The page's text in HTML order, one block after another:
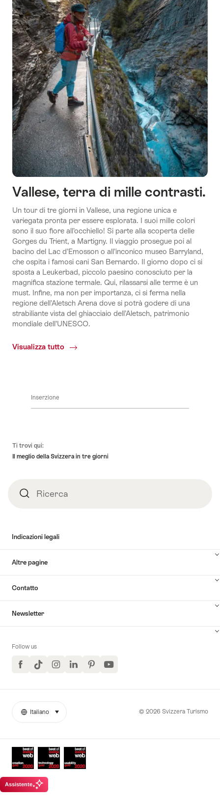
Vallese, terra di mille contrasti.
Un tour di tre giorni in Vallese, una regione unica e
variegata pronta per essere esplorata. I suoi mille colori
sono il suo fiore all’occhiello! Si parte alla scoperta delle
Gorges du Trient, a Martigny. Il viaggio prosegue poi al
bacino del Lac d’Emosson o all’inconico museo Barryland,
che ospita i famosi cani San Bernardo. Il giorno dopo ci si
sposta a Leukerbad, piccolo paesino conosciuto per la
magnifica stazione termale. Qui, rilassarsi alle terme è un
must. Infine, ma non per importanza, ci si ferma nella
regione dell’Aletsch Arena dove si potrà godere di una
strabiliante vista del ghiacciaio dell’Aletsch, patrimonio
mondiale dell’UNESCO.
Visualizza tutto
Common.Of
Inserzione
Ti trovi qui:
Il meglio della Svizzera in tre giorni
RicercaRicerca
Indicazioni legali
Altre pagine
Contatto
Newsletter
Follow us
FacebookTikTokInstagramLinkedInPinterestYouTube
Awards
More
© 2026 Svizzera Turismo
Lingua
Italiano seleziona (clicca per visualizzare)
Assistente